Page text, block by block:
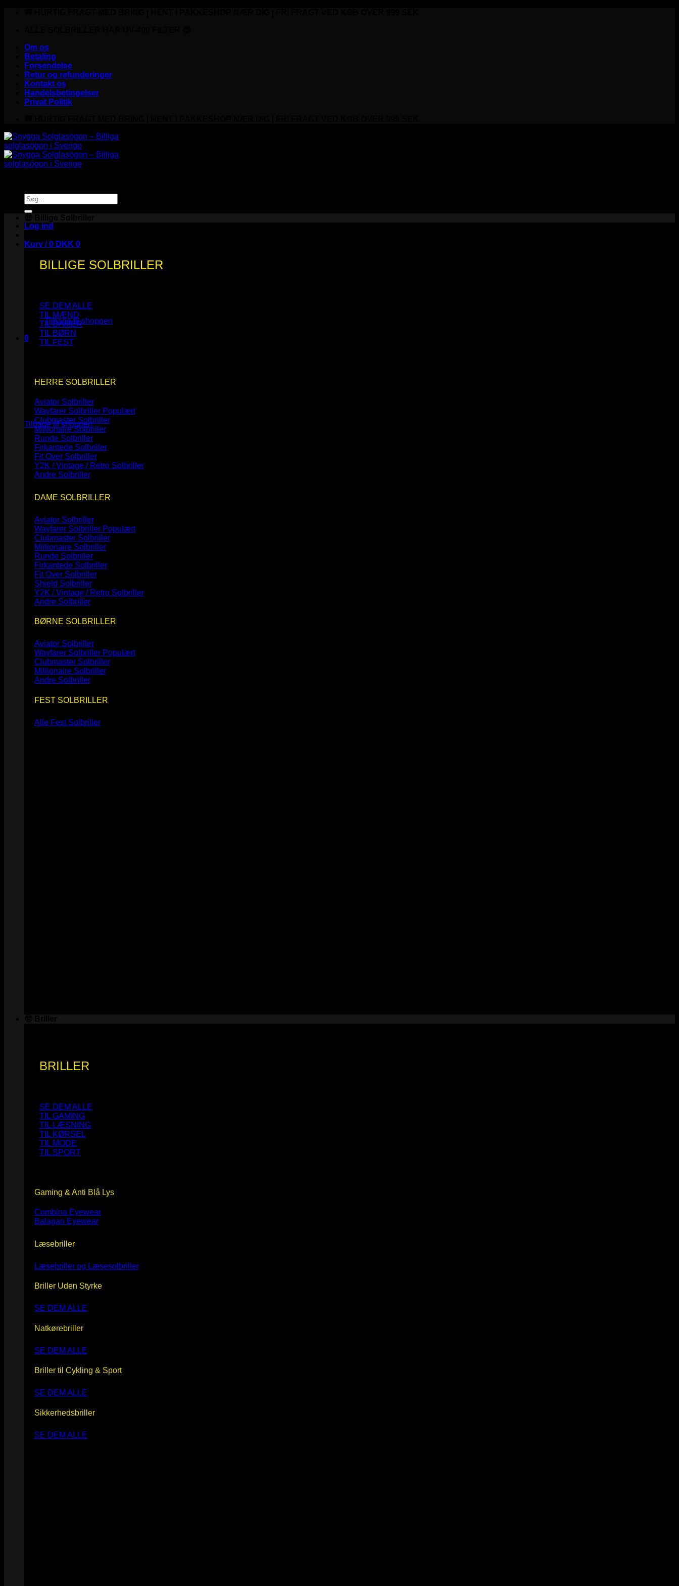
Om os
Betaling
Forsendelse
Retur og refunderinger
Kontakt os
Handelsbetingelser
Privat Politik
Søg
efter:
Log ind
Kurv /0 DKK 0
Ingen varer i kurven.
Tilbage til shoppen
0
Kurv
Ingen varer i kurven.
Tilbage til shoppen
BILLIGE SOLBRILLER
SE DEM ALLE
TIL MÆND
TIL DAMER
TIL BØRN
TIL FEST
HERRE SOLBRILLER
Aviator Solbriller
Wayfarer Solbriller
Clubmaster Solbriller
Millionaire Solbriller
Runde Solbriller
Firkantede Solbriller
Fit Over Solbriller
Y2K / Vintage / Retro Solbriller
Andre Solbriller
DAME SOLBRILLER
Aviator Solbriller
Wayfarer Solbriller
Clubmaster Solbriller
Millionaire Solbriller
Runde Solbriller
Firkantede Solbriller
Fit Over Solbriller
Shield Solbriller
Y2K / Vintage / Retro Solbriller
Andre Solbriller
BØRNE SOLBRILLER
Aviator Solbriller
Wayfarer Solbriller
Clubmaster Solbriller
Millionaire Solbriller
Andre Solbriller
FEST SOLBRILLER
Alle Fest Solbriller
BRILLER
SE DEM ALLE
TIL GAMING
TIL LÆSNING
TIL KØRSEL
TIL MODE
TIL SPORT
Gaming & Anti Blå Lys
Combina Eyewear
Balagan Eyewear
Læsebriller
Læsebriller og Læsesolbriller
Briller Uden Styrke
SE DEM ALLE
Natkørebriller
SE DEM ALLE
Briller til Cykling & Sport
SE DEM ALLE
Sikkerhedsbriller
SE DEM ALLE